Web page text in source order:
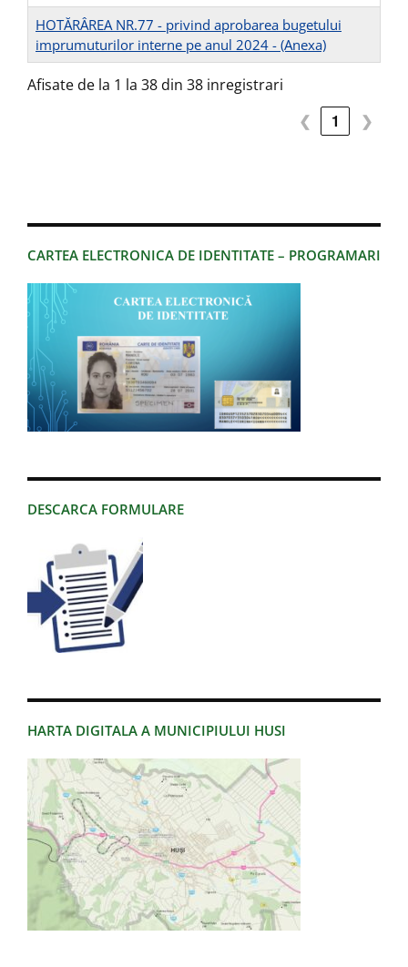
CARTEA ELECTRONICA DE IDENTITATE – PROGRAMARI
DESCARCA FORMULARE
HARTA DIGITALA A MUNICIPIULUI HUSI
HOTĂRÂREA NR.77 - privind aprobarea bugetului
imprumuturilor interne pe anul 2024 - (Anexa)
Afisate de la 1 la 38 din 38 inregistrari
❮ 1 ❯